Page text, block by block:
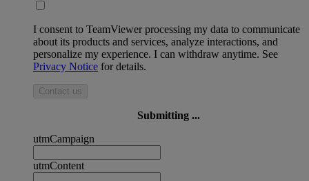
I consent to TeamViewer processing my data to communicate
about its products and services, analyze interactions, and
personalize my experience. I can withdraw anytime. See
Privacy Notice for details.
Contact us
Submitting ...
utmCampaign
utmContent